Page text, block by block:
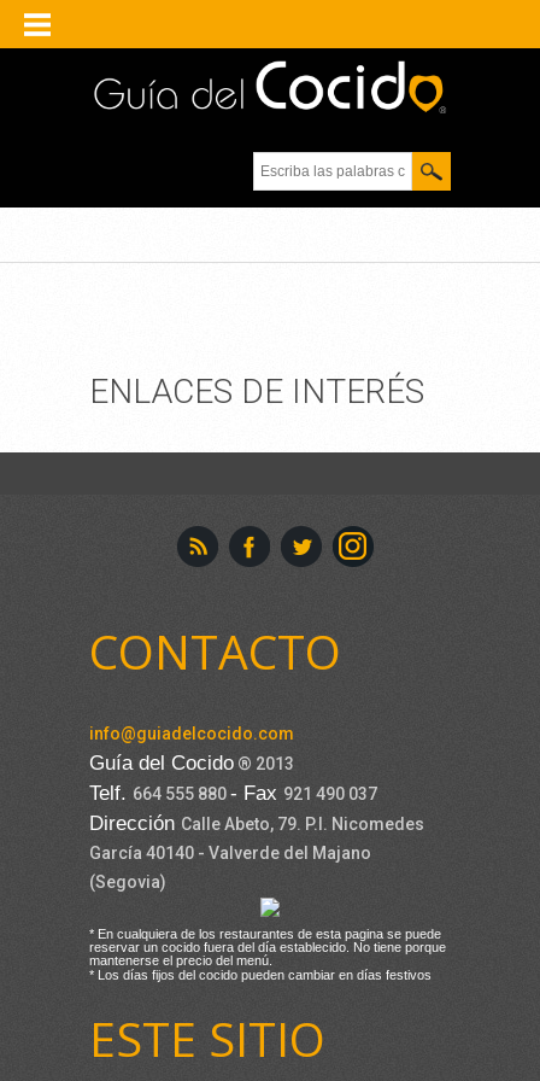
Escriba las palabras
clave.
ENLACES DE INTERÉS
CONTACTO
info@guiadelcocido.com
Guía del Cocido ® 2013
Telf. 664 555 880- Fax 921 490 037
Dirección Calle Abeto, 79. P.I. Nicomedes
García 40140 - Valverde del Majano
(Segovia)
* En cualquiera de los restaurantes de esta pagina se puede
reservar un cocido fuera del día establecido. No tiene porque
mantenerse el precio del menú.
* Los días fijos del cocido pueden cambiar en días festivos
ESTE SITIO